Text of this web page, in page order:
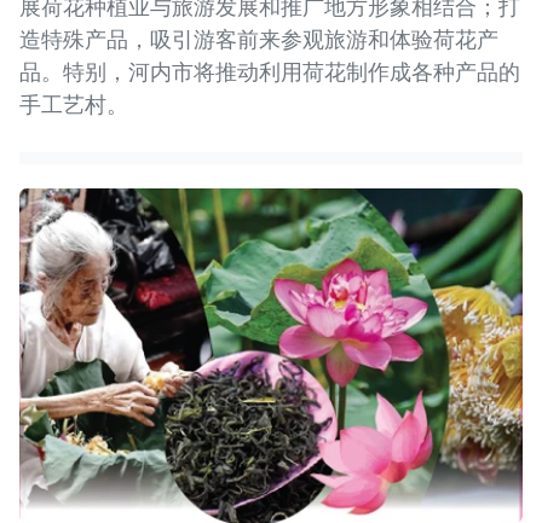
展荷花种植业与旅游发展和推广地方形象相结合；打
造特殊产品，吸引游客前来参观旅游和体验荷花产
品。特别，河内市将推动利用荷花制作成各种产品的
手工艺村。